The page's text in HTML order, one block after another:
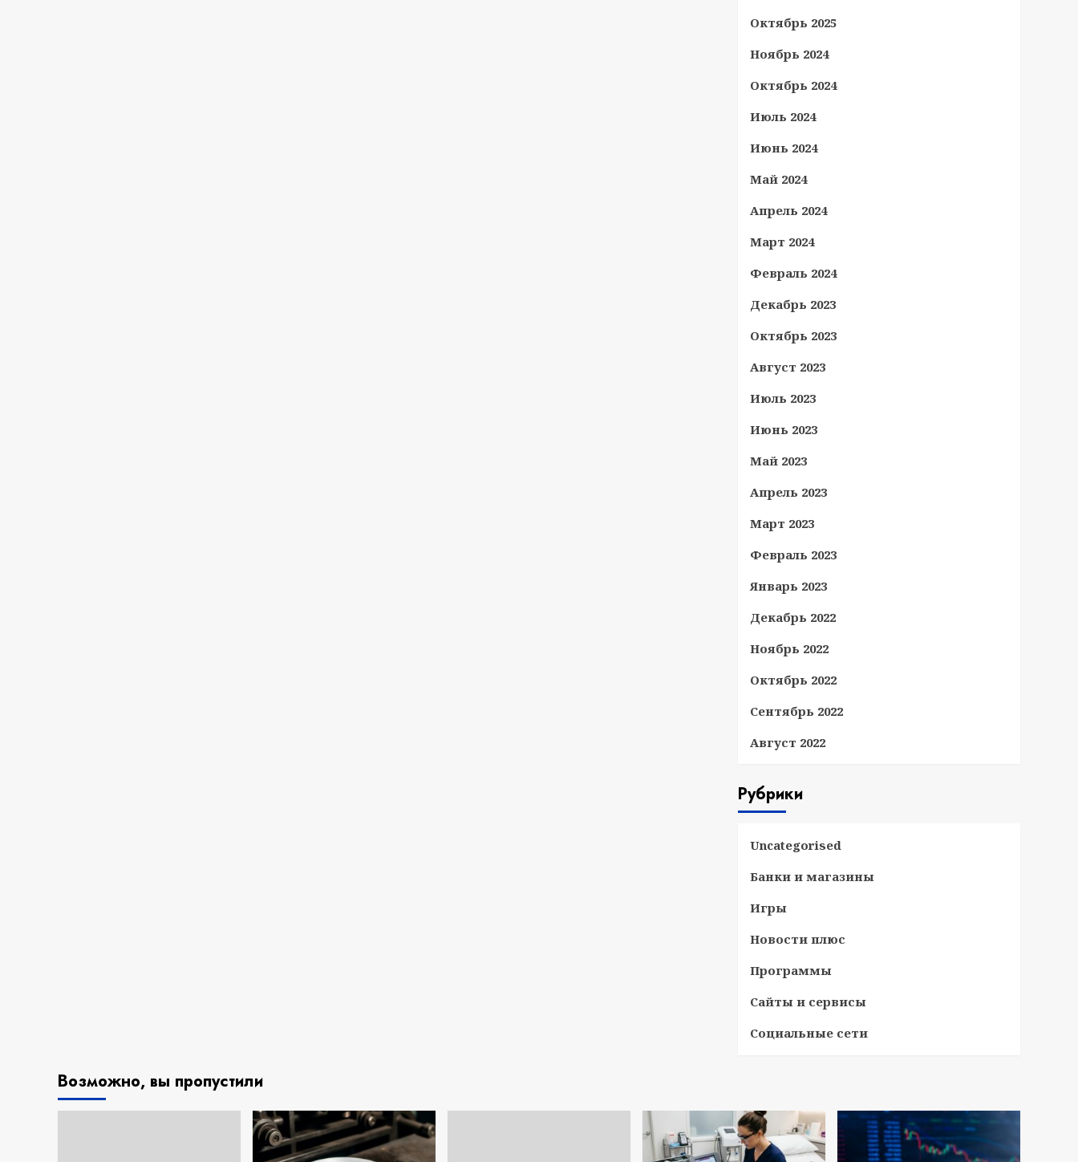
Октябрь 2025
Ноябрь 2024
Октябрь 2024
Июль 2024
Июнь 2024
Май 2024
Апрель 2024
Март 2024
Февраль 2024
Декабрь 2023
Октябрь 2023
Август 2023
Июль 2023
Июнь 2023
Май 2023
Апрель 2023
Март 2023
Февраль 2023
Январь 2023
Декабрь 2022
Ноябрь 2022
Октябрь 2022
Сентябрь 2022
Август 2022
Рубрики
Uncategorised
Банки и магазины
Игры
Новости плюс
Программы
Сайты и сервисы
Социальные сети
Возможно, вы пропустили